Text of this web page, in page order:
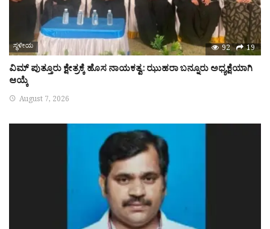
ಸ್ಥಳೀಯ 92 19
ವಿಮ್ ಪುತ್ತೂರು ಕ್ಷೇತ್ರಕ್ಕೆ ಹೊಸ ನಾಯಕತ್ವ: ಝುಹರಾ ಬನ್ನೂರು ಅಧ್ಯಕ್ಷೆಯಾಗಿ
ಆಯ್ಕೆ
August 7, 2026